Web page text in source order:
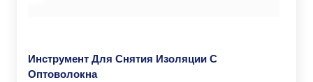
Инструмент Для Снятия Изоляции С
Оптоволокна